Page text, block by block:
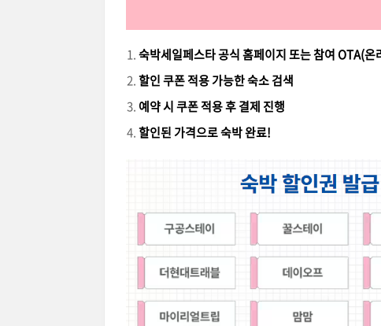
숙박세일페스타 공식 홈페이지 또는 참여 OTA(
할인 쿠폰 적용 가능한 숙소 검색
예약 시 쿠폰 적용 후 결제 진행
할인된 가격으로 숙박 완료!